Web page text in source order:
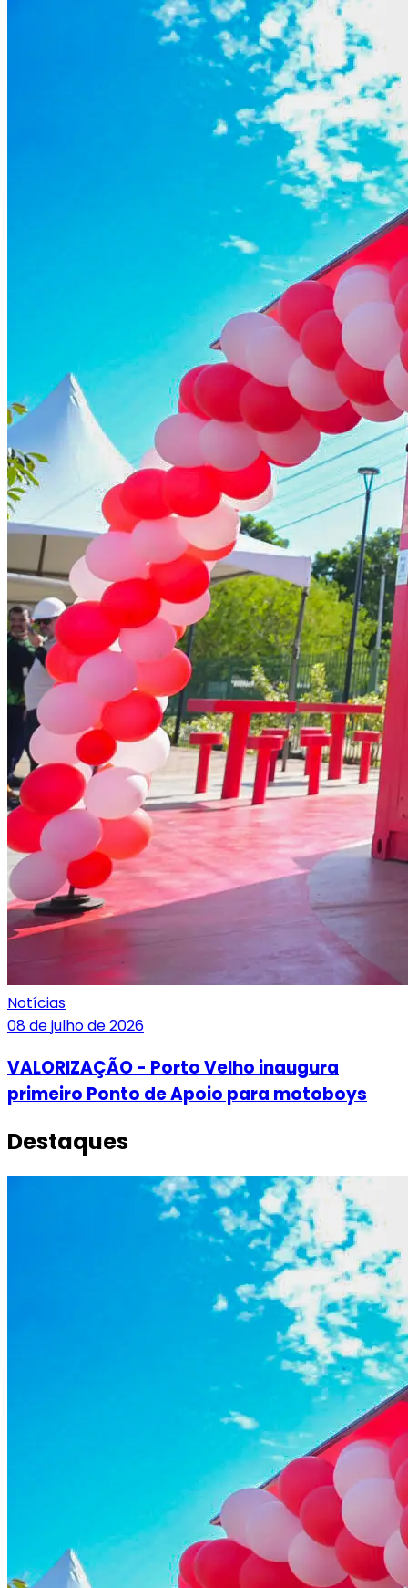
Notícias
08 de julho de 2026
VALORIZAÇÃO - Porto Velho inaugura
primeiro Ponto de Apoio para motoboys
Destaques